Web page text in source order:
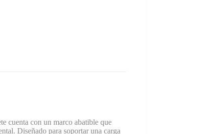
cuenta con un marco abatible que
Diseñado para soportar una carga